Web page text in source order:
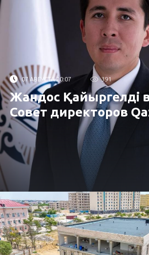
07 АВГУСТА 20:07 391
Жандос Қайыргелді
Совет директоров